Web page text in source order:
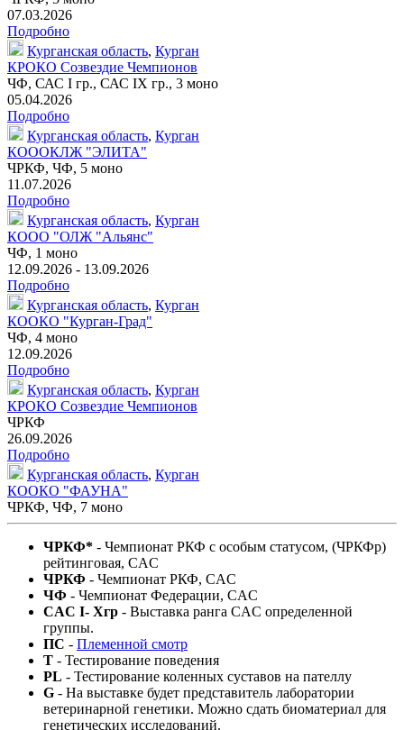
07.03.2026
Подробно
Курганская область, Курган
КРОКО Созвездие Чемпионов
ЧФ, САС I гр., САС IX гр., 3 моно
05.04.2026
Подробно
Курганская область, Курган
КОООКЛЖ "ЭЛИТА"
ЧРКФ, ЧФ, 5 моно
11.07.2026
Подробно
Курганская область, Курган
КООО "ОЛЖ "Альянс"
ЧФ, 1 моно
12.09.2026 - 13.09.2026
Подробно
Курганская область, Курган
КООКО "Курган-Град"
ЧФ, 4 моно
12.09.2026
Подробно
Курганская область, Курган
КРОКО Созвездие Чемпионов
ЧРКФ
26.09.2026
Подробно
Курганская область, Курган
КООКО "ФАУНА"
ЧРКФ, ЧФ, 7 моно
ЧРКФ* - Чемпионат РКФ c особым статусом, (ЧРКФр)
рейтинговая, CAC
ЧРКФ - Чемпионат РКФ, CAC
ЧФ - Чемпионат Федерации, CAC
CAC I- Xгр - Выставка ранга CAC определенной
группы.
ПС - Племенной смотр
T - Тестирование поведения
PL - Тестирование коленных суставов на пателлу
G - На выставке будет представитель лаборатории
ветеринарной генетики. Можно сдать биоматериал для
генетических исследований.